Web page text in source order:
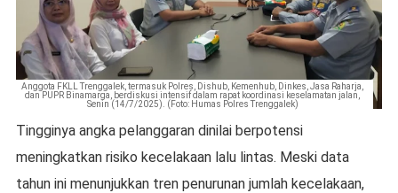
Anggota FKLL Trenggalek, termasuk Polres, Dishub, Kemenhub, Dinkes, Jasa Raharja,
dan PUPR Binamarga, berdiskusi intensif dalam rapat koordinasi keselamatan jalan,
Senin (14/7/2025). (Foto: Humas Polres Trenggalek)
Tingginya angka pelanggaran dinilai berpotensi
meningkatkan risiko kecelakaan lalu lintas. Meski data
tahun ini menunjukkan tren penurunan jumlah kecelakaan,